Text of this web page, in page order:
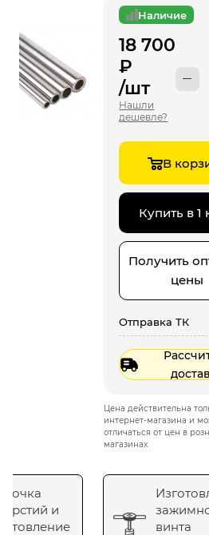
Наличие
18 700
₽
/шт
Нашли
дешевле?
В
Купить в 1
Получить
цены
Отправка ТК
Цена действительна
интернет-магазина и
отличаться от цен в
магазинах
и
винта